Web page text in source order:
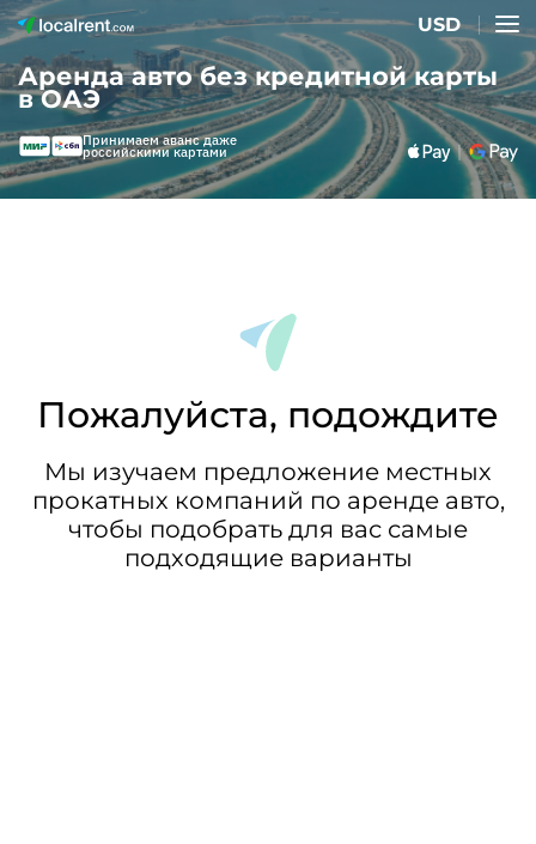
USD
Аренда авто без кредитной карты
в ОАЭ
Принимаем аванс даже
российскими картами
Пожалуйста, подождите
Мы изучаем предложение местных
прокатных компаний по аренде авто,
чтобы подобрать для вас самые
подходящие варианты